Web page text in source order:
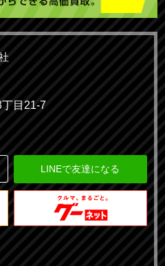
目21-7
LINEで友達になる